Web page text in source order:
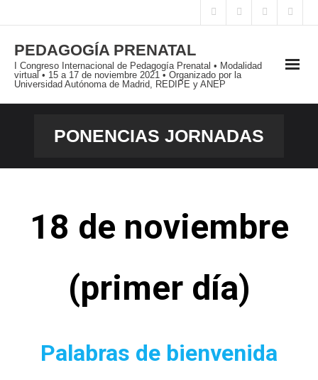
PEDAGOGÍA PRENATAL
I Congreso Internacional de Pedagogía Prenatal • Modalidad
virtual • 15 a 17 de noviembre 2021 • Organizado por la
Universidad Autónoma de Madrid, REDIPE y ANEP
PUBLICACIONES
PONENCIAS JORNADAS
18 de noviembre
(primer día)
Palabras de bienvenida